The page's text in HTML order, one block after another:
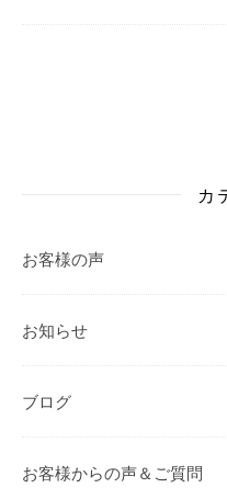
カ
お客様の声
お知らせ
ブログ
お客様からの声＆ご質問